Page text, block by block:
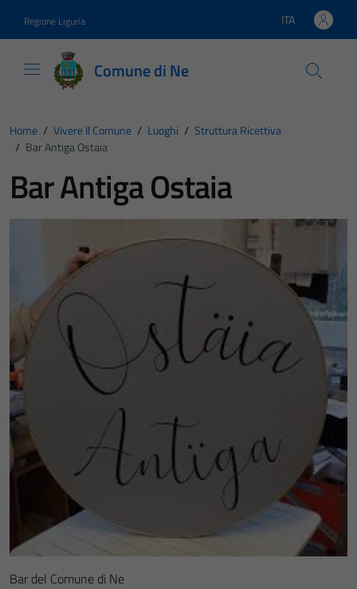
Regione Liguria Lingua attiva:
ITA
Comune di Ne
Home / Vivere Il Comune / Luoghi / Struttura Ricettiva
/ Bar Antiga Ostaia
Bar Antiga Ostaia
Bar del Comune di Ne